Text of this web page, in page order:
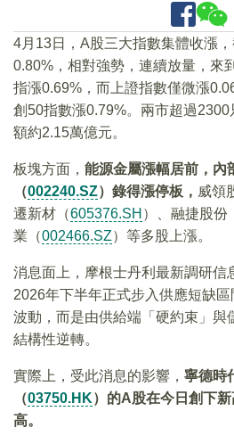
4月13日，A股三大指數集體收漲
0.80%，相對強勢，連續放量，來
指漲0.69%，而上證指數僅微漲
創50指數漲0.79%。兩市超過
額約2.15萬億元。
板塊方面， 能源金屬漲幅居前，內
（002240.SZ）錄得漲停板， 威領
遷新材（605376.SH ）、融捷股份
業（002466.SZ）等多股上漲。
消息面上，摩根士丹利最新調研信
2026年下半年正式步入供應短缺
波動，而是由供給端「硬約束」與
結構性逆轉。
實際上，受此消息的影響， 寧德時
（03750.HK）的A股在今日創下新
高。